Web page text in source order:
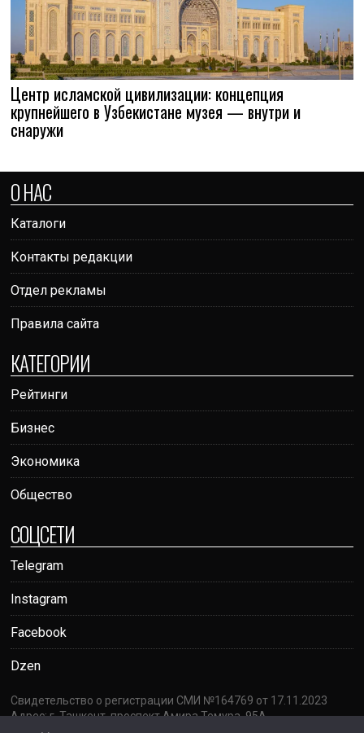
Центр исламской цивилизации: концепция
крупнейшего в Узбекистане музея — внутри и
снаружи
О НАС
Каталоги
Контакты редакции
Отдел рекламы
Правила сайта
КАТЕГОРИИ
Рейтинги
Бизнес
Экономика
Общество
СОЦСЕТИ
Telegram
Instagram
Facebook
Dzen
Свидетельство о регистрации СМИ №164769 от 17.11.2023
Адрес: г. Ташкент, проспект Амира Темура, 95А